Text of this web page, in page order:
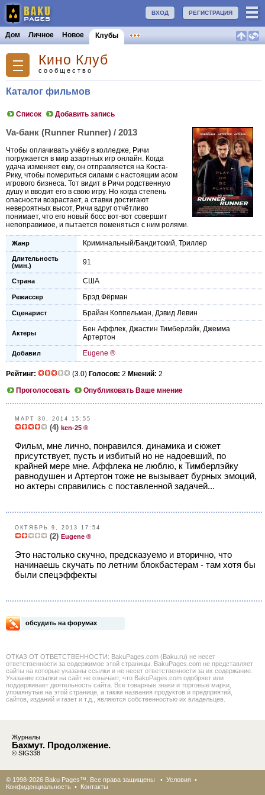
РЕГИСТРАЦИЯ
ВХОД
Дом Личное Новое Клубы
Кино Клуб
сообщество
Каталог фильмов
Список Добавить запись
Va-банк (Runner Runner) / 2013
Чтобы оплачивать учёбу в колледже, Ричи
погружается в мир азартных игр онлайн. Когда
удача изменяет ему, он отправляется на Коста-
Рику, чтобы помериться силами с настоящим асом
игрового бизнеса. Тот видит в Ричи родственную
душу и вводит его в свою игру. Но когда степень
опасности возрастает, а ставки достигают
невероятных высот, Ричи вдруг отчётливо
понимает, что его новый босс вот-вот совершит
непоправимое, и пытается поменяться с ним ролями.
Жанр Криминальный/Бандитский, Триллер
Длительность
(мин.)
91
Страна США
Режиссер Брэд Фёрман
Сценарист Брайан Коппельман, Дэвид Левин
Актеры Бен Аффлек, Джастин Тимберлэйк, Джемма
Артертон
Добавил Eugene ®
Рейтинг: (3.0) Голосов: 2 Мнений: 2
Проголосовать
Опубликовать Ваше мнение
МАРТ 30, 2014 15:55
(4) ken-25 ®
Фильм, мне лично, понравился. динамика и сюжет
присутствует, пусть и избитый но не надоевший, по
крайней мере мне. Аффлека не люблю, к Тимберлэйку
равнодушен и Артертон тоже не вызывает бурных эмоций,
но актеры справились с поставленной задачей...
ОКТЯБРЬ 9, 2013 17:54
(2) Eugene ®
Это настолько скучно, предсказуемо и вторично, что
начинаешь скучать по летним блокбастерам - там хотя бы
были спецэффекты
обсудить на форумах
ОТКАЗ ОТ ОТВЕТСТВЕННОСТИ: BakuPages.com (Baku.ru) не несет
ответственности за содержимое этой страницы. BakuPages.com не представляет
сайты на которые указаны ссылки и не несет ответственности за их содержание.
Указание ссылки на сайт не означает, что BakuPages.com одобряет или
поддерживает деятельность сайта. Все товарные знаки и торговые марки,
упомянутые на этой странице, а также названия продуктов и предприятий,
сайтов, изданий и газет и т.д., являются собственностью их владельцев.
Журналы
Бахмут. Продолжение.
© SIG338
© 1998-2026 Baku Pages™. Все права защищены • Условия •
Конфиденциальность • Контакты